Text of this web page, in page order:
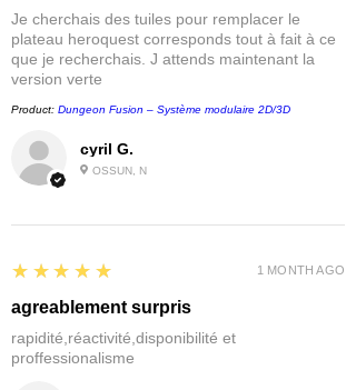
cyril G.
OSSUN, N
Je cherchais des tuiles pour remplacer le
plateau heroquest corresponds tout à fait à ce
que je recherchais. J attends maintenant la
version verte
Product: Dungeon Fusion – Système modulaire 2D/3D
5
★★★★★
agreablement surpris
rapidité,réactivité,disponibilité et
proffessionalisme
1 MONTH AGO